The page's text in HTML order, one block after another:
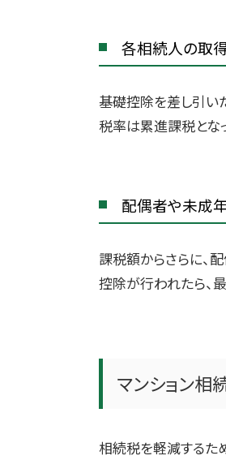
各相続人の取
基礎控除を差し引い
税率は累進課税とな
配偶者や未成
課税額からさらに、
控除が行われたら、
マンション相
相続税を軽減するた